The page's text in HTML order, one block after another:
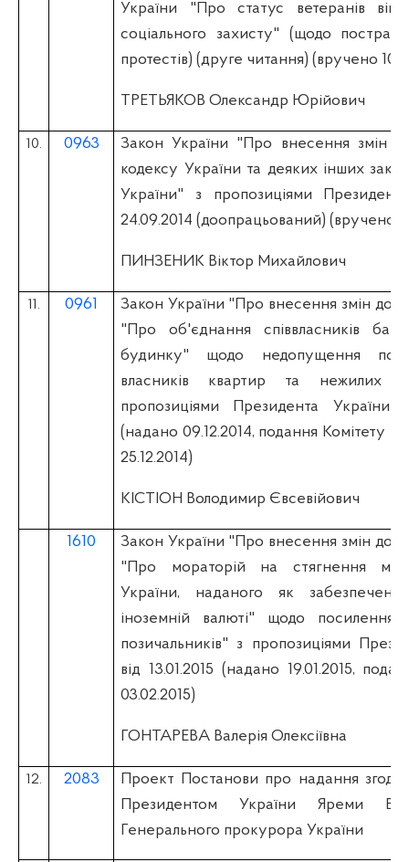
України "Про статус ветеранів
соціального захисту" (щодо
протестів) (друге читання) (вручено
ТРЕТЬЯКОВ Олександр Юрійович
10. 0963
Закон України "Про внесення змін
кодексу України та деяких інших
України" з пропозиціями
24.09.2014 (доопрацьований) (вручено
ПИНЗЕНИК Віктор Михайлович
11. 0961
Закон України "Про внесення змін до
"Про об'єднання співвласників
будинку" щодо недопущення
власників квартир та нежилих
пропозиціями Президента України
(надано 09.12.2014, подання Комітету
25.12.2014)
КІСТІОН Володимир Євсевійович
1610
Закон України "Про внесення змін до
"Про мораторій на стягнення
України, наданого як
іноземній валюті" щодо посилення
позичальників" з пропозиціями
вiд 13.01.2015 (надано 19.01.2015,
03.02.2015)
ГОНТАРЕВА Валерія Олексіївна
12. 2083
Проект Постанови про надання згоди
Президентом України Яреми
Генерального прокурора України